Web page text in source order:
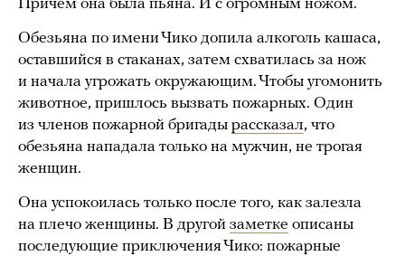
Причем она была пьяна. И с огромным ножом.
Обезьяна по имени Чико допила алкоголь кашаса,
оставшийся в стаканах, затем схватилась за нож
и начала угрожать окружающим. Чтобы угомонить
животное, пришлось вызвать пожарных. Один
из членов пожарной бригады рассказал, что
обезьяна нападала только на мужчин, не трогая
женщин.
Она успокоилась только после того, как залезла
на плечо женщины. В другой заметке описаны
последующие приключения Чико: пожарные